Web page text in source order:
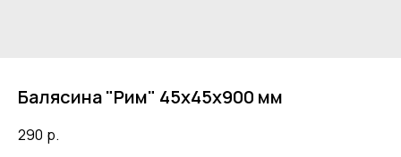
Балясина "Рим" 45х45х900 мм
290 р.